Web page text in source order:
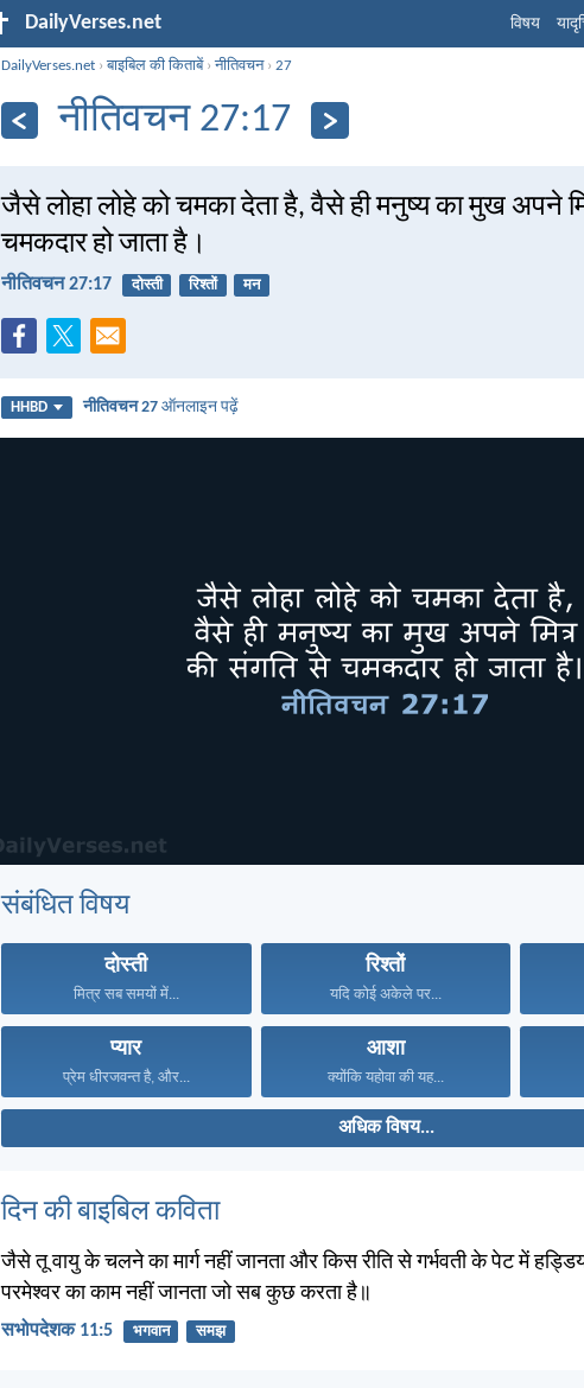
DailyVerses.net विषय
DailyVerses.net ›बाइबिल की किताबें›नीतिवचन›27
नीतिवचन 27:17
जैसे लोहा लोहे को चमका देता है, वैसे ही मनुष्य का मुख अपने
चमकदार हो जाता है।
नीतिवचन 27:17 दोस्ती रिश्तों मन
HHBD नीतिवचन 27 ऑनलाइन पढ़ें
संबंधित विषय
दोस्ती
मित्र सब समयों में...
रिश्तों
यदि कोई अकेले पर...
प्यार
प्रेम धीरजवन्त है, और...
आशा
क्योंकि यहोवा की यह...
अधिक विषय...
दिन की बाइबिल कविता
जैसे तू वायु के चलने का मार्ग नहीं जानता और किस रीति से गर्भवती के पेट में
परमेश्वर का काम नहीं जानता जो सब कुछ करता है॥
सभोपदेशक 11:5 भगवान समझ